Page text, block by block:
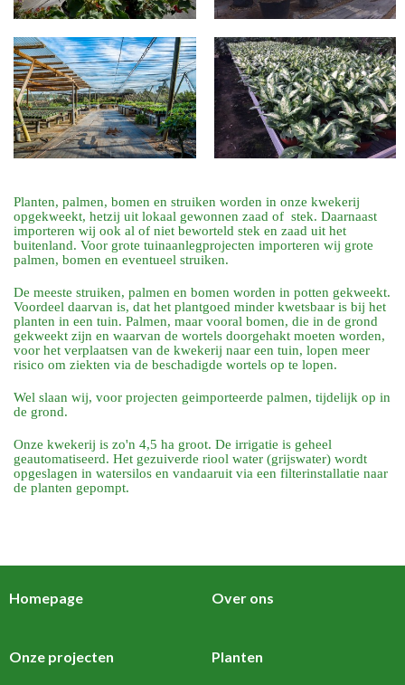
Planten, palmen, bomen en struiken worden in onze kwekerij
opgekweekt, hetzij uit lokaal gewonnen zaad of stek. Daarnaast
importeren wij ook al of niet beworteld stek en zaad uit het
buitenland. Voor grote tuinaanlegprojecten importeren wij grote
palmen, bomen en eventueel struiken.
De meeste struiken, palmen en bomen worden in potten gekweekt.
Voordeel daarvan is, dat het plantgoed minder kwetsbaar is bij het
planten in een tuin. Palmen, maar vooral bomen, die in de grond
gekweekt zijn en waarvan de wortels doorgehakt moeten worden,
voor het verplaatsen van de kwekerij naar een tuin, lopen meer
risico om ziekten via de beschadigde wortels op te lopen.
Wel slaan wij, voor projecten geimporteerde palmen, tijdelijk op in
de grond.
Onze kwekerij is zo'n 4,5 ha groot. De irrigatie is geheel
geautomatiseerd. Het gezuiverde riool water (grijswater) wordt
opgeslagen in watersilos en vandaaruit via een filterinstallatie naar
de planten gepompt.
Homepage Over ons
Onze projecten Planten